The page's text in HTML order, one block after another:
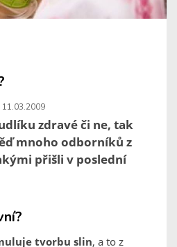
11.03.2009
zdravé či ne, tak
mnoho odborníků z
přišli v poslední
tvorbu slin, a to z